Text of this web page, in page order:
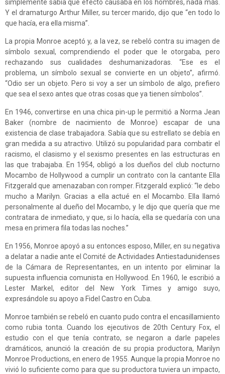
simplemente sabía qué efecto causaba en los hombres, nada más.
Y el dramaturgo Arthur Miller, su tercer marido, dijo que “en todo lo
que hacía, era ella misma”.
La propia Monroe aceptó y, a la vez, se rebeló contra su imagen de
símbolo sexual, comprendiendo el poder que le otorgaba, pero
rechazando sus cualidades deshumanizadoras. “Ese es el
problema, un símbolo sexual se convierte en un objeto”, afirmó.
“Odio ser un objeto. Pero si voy a ser un símbolo de algo, prefiero
que sea el sexo antes que otras cosas que ya tienen símbolos”.
En 1946, convertirse en una chica pin-up le permitió a Norma Jean
Baker (nombre de nacimiento de Monroe) escapar de una
existencia de clase trabajadora. Sabía que su estrellato se debía en
gran medida a su atractivo. Utilizó su popularidad para combatir el
racismo, el clasismo y el sexismo presentes en las estructuras en
las que trabajaba. En 1954, obligó a los dueños del club nocturno
Mocambo de Hollywood a cumplir un contrato con la cantante Ella
Fitzgerald que amenazaban con romper. Fitzgerald explicó: “le debo
mucho a Marilyn. Gracias a ella actué en el Mocambo. Ella llamó
personalmente al dueño del Mocambo, y le dijo que quería que me
contratara de inmediato, y que, si lo hacía, ella se quedaría con una
mesa en primera fila todas las noches.”
En 1956, Monroe apoyó a su entonces esposo, Miller, en su negativa
a delatar a nadie ante el Comité de Actividades Antiestadunidenses
de la Cámara de Representantes, en un intento por eliminar la
supuesta influencia comunista en Hollywood. En 1960, le escribió a
Lester Markel, editor del New York Times y amigo suyo,
expresándole su apoyo a Fidel Castro en Cuba.
Monroe también se rebeló en cuanto pudo contra el encasillamiento
como rubia tonta. Cuando los ejecutivos de 20th Century Fox, el
estudio con el que tenía contrato, se negaron a darle papeles
dramáticos, anunció la creación de su propia productora, Marilyn
Monroe Productions, en enero de 1955. Aunque la propia Monroe no
vivió lo suficiente como para que su productora tuviera un impacto,